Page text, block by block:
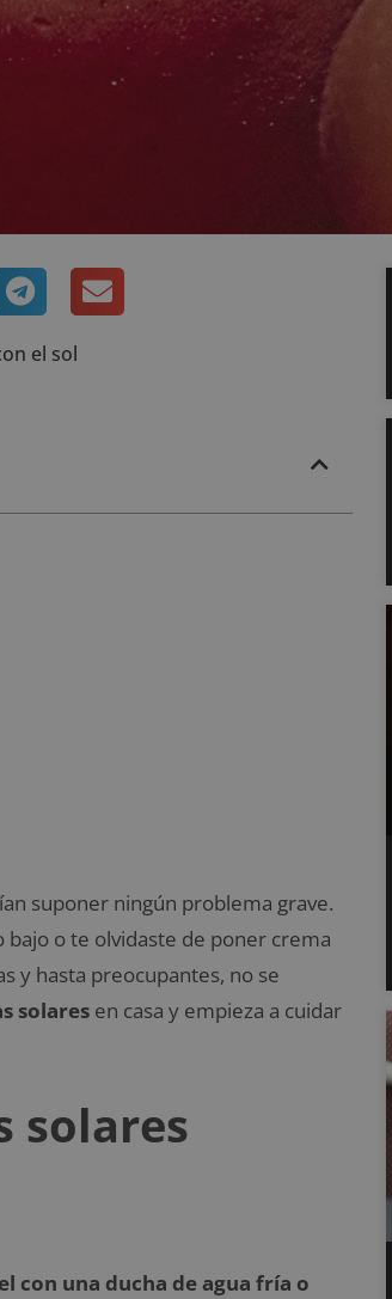
el sol
suponer ningún problema grave.
bajo o te olvidaste de poner crema
y hasta preocupantes, no se
solares en casa y empieza a cuidar
solares
con una ducha de agua fría o